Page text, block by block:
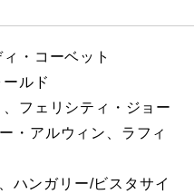
・コーベット
ルド
フェリシティ・ジョー
・アルウィン、ラフィ
ハンガリー/ビスタサイ